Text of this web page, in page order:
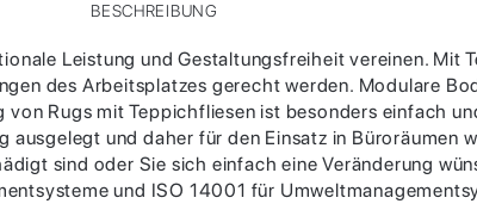
BESCHREIBUNG
Leistung und Gestaltungsfreiheit vereinen. Mit
des Arbeitsplatzes gerecht werden. Modulare
Rugs mit Teppichfliesen ist besonders einfach
und daher für den Einsatz in Büroräumen
sind oder Sie sich einfach eine Veränderung
und ISO 14001 für